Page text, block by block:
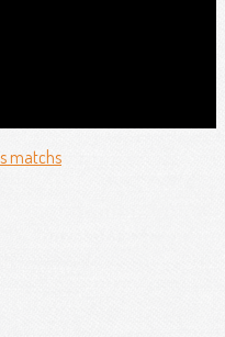
matchs